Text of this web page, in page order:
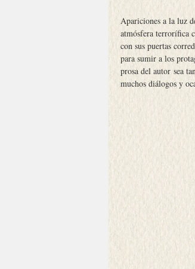
Apariciones a la luz
atmósfera terrorífica
con sus puertas
para sumir a los
prosa del autor sea
muchos diálogos y